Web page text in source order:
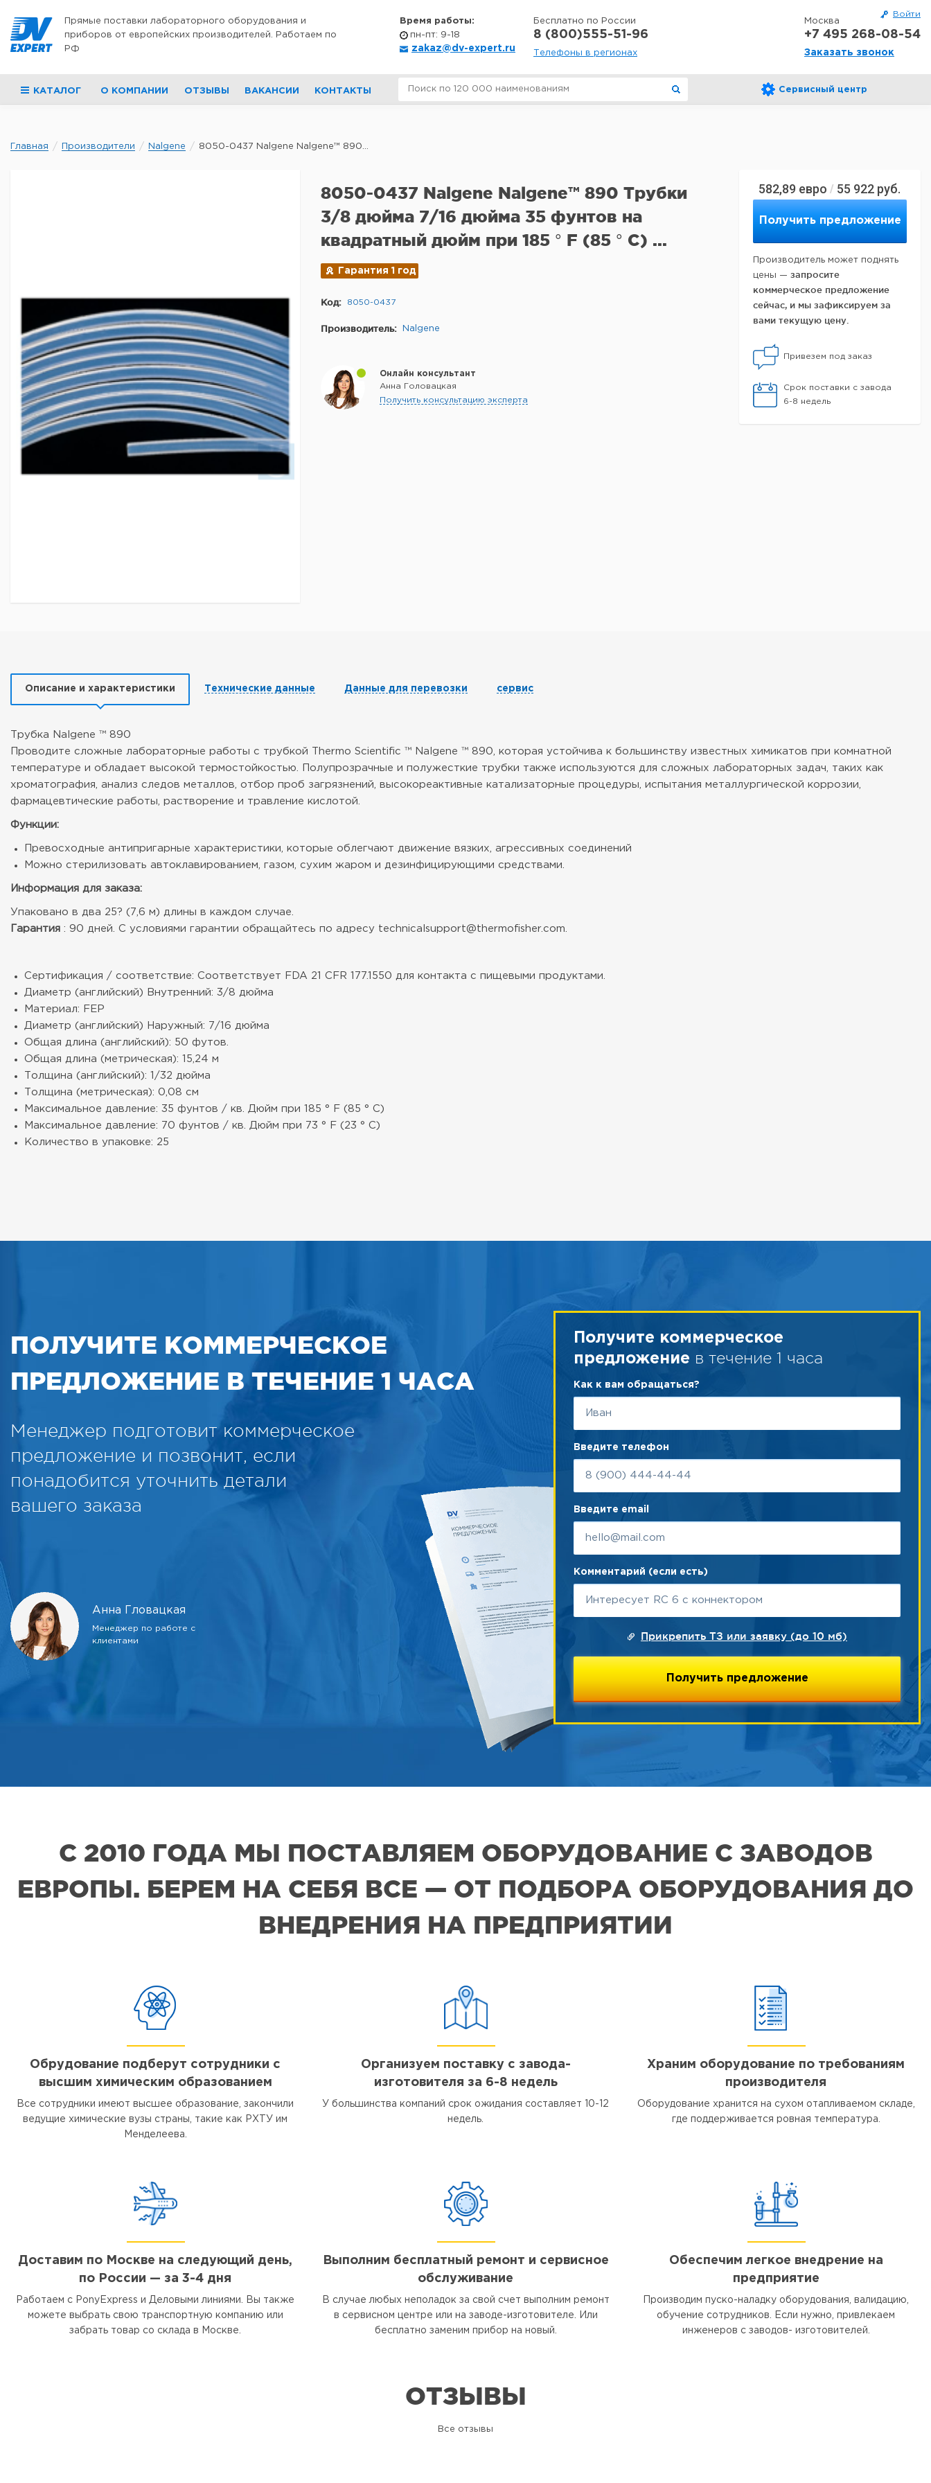
Войти
Прямые поставки лабораторного оборудования и
приборов от европейских производителей. Работаем по
РФ
Время работы:
пн-пт: 9-18
zakaz@dv-expert.ru
Бесплатно по России
8 (800)555-51-96
Телефоны в регионах
Москва
+7 495 268-08-54
Заказать звонок
КАТАЛОГ О КОМПАНИИ ОТЗЫВЫ ВАКАНСИИ КОНТАКТЫ Сервисный центр
Главная Производители Nalgene 8050-0437 Nalgene Nalgene™ 890...
582,89 евро / 55 922 руб.
Получить предложение
Производитель может поднять
цены — запросите
коммерческое предложение
сейчас, и мы зафиксируем за
вами текущую цену.
Привезем под заказ
Срок поставки с завода
6-8 недель
8050-0437 Nalgene Nalgene™ 890 Трубки
3/8 дюйма 7/16 дюйма 35 фунтов на
квадратный дюйм при 185 ° F (85 ° C) ...
Гарантия 1 год
Код: 8050-0437
Производитель: Nalgene
Онлайн консультант
Анна Головацкая
Получить консультацию эксперта
Описание и характеристики Технические данные Данные для перевозки сервис
Трубка Nalgene ™ 890
Проводите сложные лабораторные работы с трубкой Thermo Scientific ™ Nalgene ™ 890, которая устойчива к большинству известных химикатов при комнатной
температуре и обладает высокой термостойкостью. Полупрозрачные и полужесткие трубки также используются для сложных лабораторных задач, таких как
хроматография, анализ следов металлов, отбор проб загрязнений, высокореактивные катализаторные процедуры, испытания металлургической коррозии,
фармацевтические работы, растворение и травление кислотой.
Функции:
Превосходные антипригарные характеристики, которые облегчают движение вязких, агрессивных соединений
Можно стерилизовать автоклавированием, газом, сухим жаром и дезинфицирующими средствами.
Информация для заказа:
Упаковано в два 25? (7,6 м) длины в каждом случае.
Гарантия : 90 дней. С условиями гарантии обращайтесь по адресу technicalsupport@thermofisher.com.
Сертификация / соответствие: Соответствует FDA 21 CFR 177.1550 для контакта с пищевыми продуктами.
Диаметр (английский) Внутренний: 3/8 дюйма
Материал: FEP
Диаметр (английский) Наружный: 7/16 дюйма
Общая длина (английский): 50 футов.
Общая длина (метрическая): 15,24 м
Толщина (английский): 1/32 дюйма
Толщина (метрическая): 0,08 см
Максимальное давление: 35 фунтов / кв. Дюйм при 185 ° F (85 ° C)
Максимальное давление: 70 фунтов / кв. Дюйм при 73 ° F (23 ° C)
Количество в упаковке: 25
ПОЛУЧИТЕ КОММЕРЧЕСКОЕ
ПРЕДЛОЖЕНИЕ В ТЕЧЕНИЕ 1 ЧАСА
Менеджер подготовит коммерческое
предложение и позвонит, если
понадобится уточнить детали
вашего заказа
Анна Гловацкая
Менеджер по работе с
клиентами
Получите коммерческое
предложение в течение 1 часа
Как к вам обращаться?
Введите телефон
Введите email
Комментарий (если есть)
Прикрепить ТЗ или заявку (до 10 мб)
С 2010 ГОДА МЫ ПОСТАВЛЯЕМ ОБОРУДОВАНИЕ С ЗАВОДОВ
ЕВРОПЫ. БЕРЕМ НА СЕБЯ ВСЕ — ОТ ПОДБОРА ОБОРУДОВАНИЯ ДО
ВНЕДРЕНИЯ НА ПРЕДПРИЯТИИ
Обрудование подберут сотрудники с
высшим химическим образованием
Все сотрудники имеют высшее образование, закончили
ведущие химические вузы страны, такие как РХТУ им
Менделеева.
Организуем поставку с завода-
изготовителя за 6-8 недель
У большинства компаний срок ожидания составляет 10-12
недель.
Храним оборудование по требованиям
производителя
Оборудование хранится на сухом отапливаемом складе,
где поддерживается ровная температура.
Доставим по Москве на следующий день,
по России — за 3-4 дня
Работаем с PonyExpress и Деловыми линиями. Вы также
можете выбрать свою транспортную компанию или
забрать товар со склада в Москве.
Выполним бесплатный ремонт и сервисное
обслуживание
В случае любых неполадок за свой счет выполним ремонт
в сервисном центре или на заводе-изготовителе. Или
бесплатно заменим прибор на новый.
Обеспечим легкое внедрение на
предприятие
Производим пуско-наладку оборудования, валидацию,
обучение сотрудников. Если нужно, привлекаем
инженеров с заводов- изготовителей.
ОТЗЫВЫ
Все отзывы